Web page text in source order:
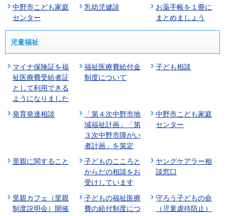
中野市こども家庭
センター
乳幼児健診
お薬手帳を１冊に
まとめましょう
児童福祉
マイナ保険証を福
祉医療費受給者証
として利用できる
ようになりました
福祉医療費給付金
制度について
子ども相談
発育発達相談
「第４次中野市地
域福祉計画」「第
３次中野市障がい
者計画」を策定
中野市こども家庭
センター
里親に関すること
子どものこころと
からだの相談をお
受けしています
ヤングケアラー相
談窓口
里親カフェ（里親
制度説明会）開催
子どもの福祉医療
費の給付制度につ
守ろう子どもの命
（児童虐待防止）